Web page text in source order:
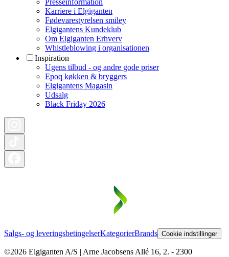
Karriere i Elgiganten
Fødevarestyrelsen smiley
Elgigantens Kundeklub
Om Elgiganten Erhverv
Whistleblowing i organisationen
Inspiration
Ugens tilbud - og andre gode priser
Epoq køkken & bryggers
Elgigantens Magasin
Udsalg
Black Friday 2026
Salgs- og leveringsbetingelserKategorierBrands Cookie indstillinger
©2026 Elgiganten A/S | Arne Jacobsens Allé 16, 2. - 2300